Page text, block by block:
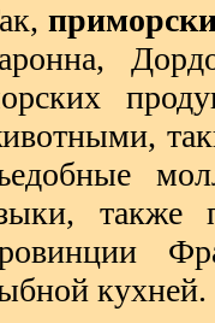
также
кухней.